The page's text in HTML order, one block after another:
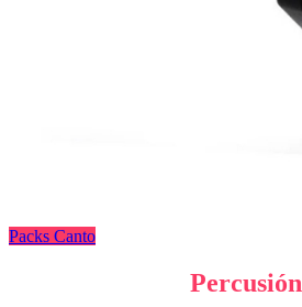
Packs Canto
Percusión